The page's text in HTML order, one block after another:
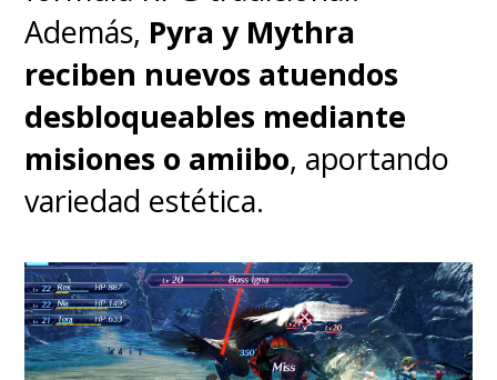
a fase de producción en el
futuro cercano.
Lo que sí se puede esperar
pronto son lasediciones del
(cada una alcanzaría las tres
horas) que llegarían juntas al
Además, Pyra y Mythra
reciben nuevos atuendos
desbloqueables mediante
misiones o amiibo, aportando
variedad estética.